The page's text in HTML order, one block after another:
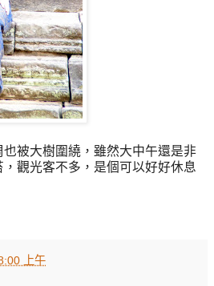
被大樹圍繞，雖然大中午還是非
觀光客不多，是個可以好好休息
上午